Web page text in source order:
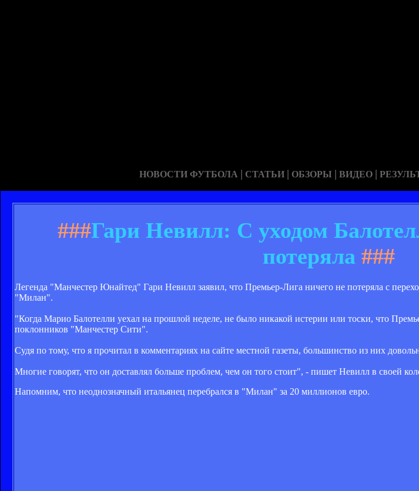
НОВОСТИ ФУТБОЛА | СТАТЬИ | ОБЗОРЫ | ВИДЕО |
###Гари Невилл: С уходом
потеряла ###
Легенда "Манчестер Юнайтед" Гари Невилл заявил, что Премьер-Лига ничего не потеряла с
"Милан".
"Когда Марио Балотелли уехал на прошлой неделе, не было никакой истерии или тоски, что
поклонников "Манчестер Сити".
Судя по тому, что я прочитал в комментариях на сайте местной газеты, большинство из них
Многие говорят, что он доставлял больше проблем, чем он того стоит", - пишет Невилл в своей
Напомним, что неоднозначный итальянец перебрался в "Милан" за 20 миллионов евро.